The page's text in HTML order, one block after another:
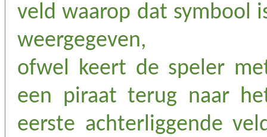
veld waarop dat symbool
weergegeven,
ofwel keert de speler
een piraat terug naar
eerste achterliggende